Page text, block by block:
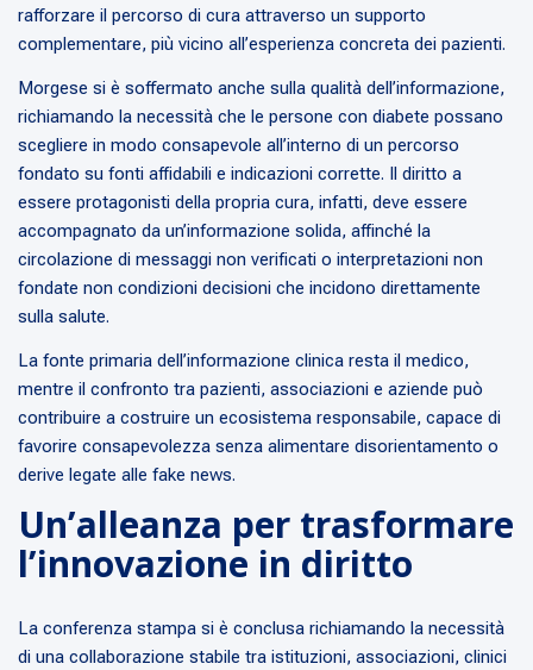
rafforzare il percorso di cura attraverso un supporto
complementare, più vicino all’esperienza concreta dei pazienti.
Morgese si è soffermato anche sulla qualità dell’informazione,
richiamando la necessità che le persone con diabete possano
scegliere in modo consapevole all’interno di un percorso
fondato su fonti affidabili e indicazioni corrette. Il diritto a
essere protagonisti della propria cura, infatti, deve essere
accompagnato da un’informazione solida, affinché la
circolazione di messaggi non verificati o interpretazioni non
fondate non condizioni decisioni che incidono direttamente
sulla salute.
La fonte primaria dell’informazione clinica resta il medico,
mentre il confronto tra pazienti, associazioni e aziende può
contribuire a costruire un ecosistema responsabile, capace di
favorire consapevolezza senza alimentare disorientamento o
derive legate alle fake news.
Un’alleanza per trasformare
l’innovazione in diritto
La conferenza stampa si è conclusa richiamando la necessità
di una collaborazione stabile tra istituzioni, associazioni, clinici